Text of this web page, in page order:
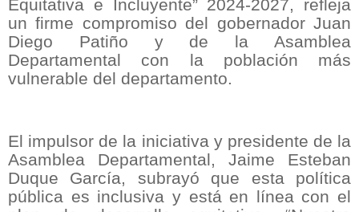
Equitativa e Incluyente” 2024-2027, refleja
un firme compromiso del gobernador Juan
Diego Patiño y de la Asamblea
Departamental con la población más
vulnerable del departamento.
El impulsor de la iniciativa y presidente de la
Asamblea Departamental, Jaime Esteban
Duque García, subrayó que esta política
pública es inclusiva y está en línea con el